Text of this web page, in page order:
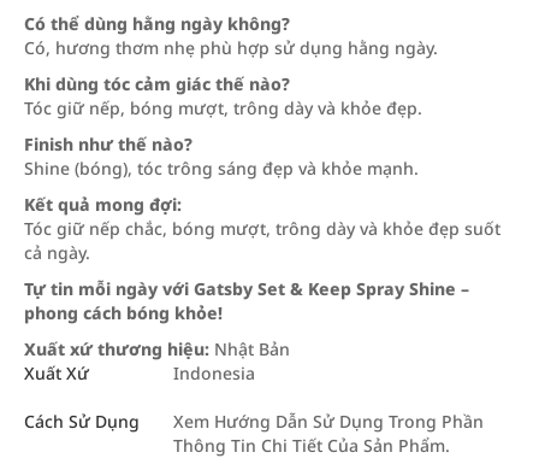
Có thể dùng hằng ngày không?
Có, hương thơm nhẹ phù hợp sử dụng hằng ngày.
Khi dùng tóc cảm giác thế nào?
Tóc giữ nếp, bóng mượt, trông dày và khỏe đẹp.
Finish như thế nào?
Shine (bóng), tóc trông sáng đẹp và khỏe mạnh.
Kết quả mong đợi:
Tóc giữ nếp chắc, bóng mượt, trông dày và khỏe đẹp suốt
cả ngày.
Tự tin mỗi ngày với Gatsby Set & Keep Spray Shine –
phong cách bóng khỏe!
Xuất xứ thương hiệu: Nhật Bản
Xuất Xứ
Indonesia
Cách Sử Dụng
Xem Hướng Dẫn Sử Dụng Trong Phần
Thông Tin Chi Tiết Của Sản Phẩm.